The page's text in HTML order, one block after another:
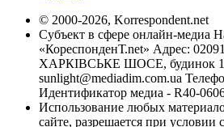
© 2000-2026, Korrespondent.net
Субъект в сфере онлайн-медиа
«КореспонденТ.net» Адрес:
ХАРКІВСЬКЕ ШОСЕ, будинок
sunlight@mediadim.com.ua
Идентификатор медиа - R40-
Использование любых
сайте, разрешается при условии